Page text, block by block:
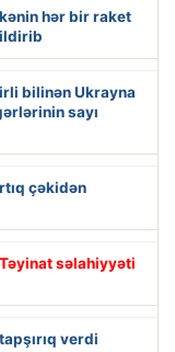
hər bir raket
bilinən Ukrayna
sayı
çəkidən
Təyinat səlahiyyəti
verdi